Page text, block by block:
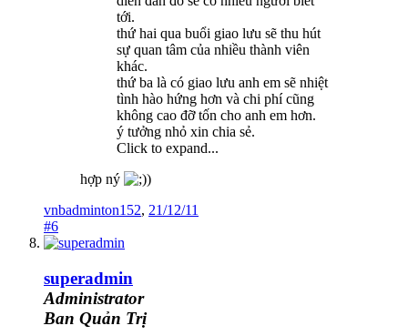
tới.
thứ hai qua buổi giao lưu sẽ thu hút
sự quan tâm của nhiều thành viên
khác.
thứ ba là có giao lưu anh em sẽ nhiệt
tình hào hứng hơn và chi phí cũng
không cao đỡ tốn cho anh em hơn.
ý tưởng nhỏ xin chia sẻ.
Click to expand...
hợp ný
)
vnbadminton152, 21/12/11
#6
superadmin
Administrator
Ban Quản Trị